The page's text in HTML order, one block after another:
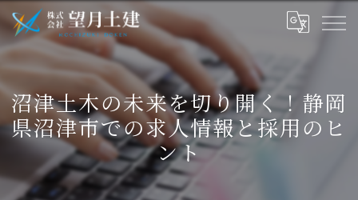
沼津土木の未来を切り開く！静岡
県沼津市での求人情報と採用のヒ
ント